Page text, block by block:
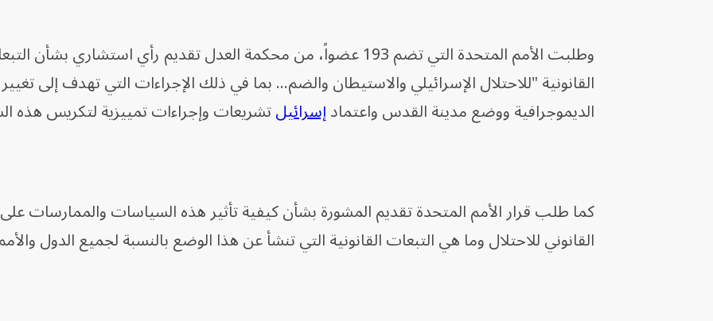
وطلبت الأمم المتحدة التي تضم 193 عضواً، من محكمة العدل تقديم رأي استشاري بشأن
القانونية "للاحتلال الإسرائيلي والاستيطان والضم... بما في ذلك الإجراءات التي تهدف إلى تغيير
الديموجرافية ووضع مدينة القدس واعتمادإسرائيلتشريعات وإجراءات تمييزية لتكريس هذه
كما طلب قرار الأمم المتحدة تقديم المشورة بشأن كيفية تأثير هذه السياسات والممارسات
القانوني للاحتلال وما هي التبعات القانونية التي تنشأ عن هذا الوضع بالنسبة لجميع الدول